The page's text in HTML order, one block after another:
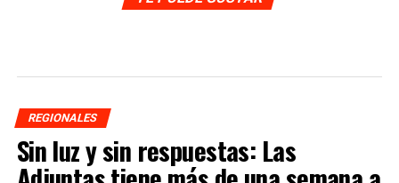
REGIONALES
Sin luz y sin respuestas: Las